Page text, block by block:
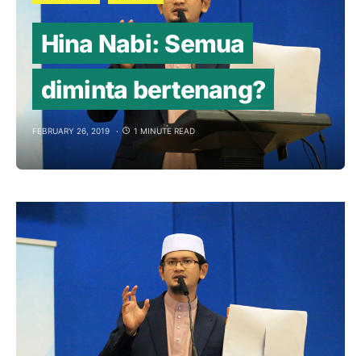
Hina Nabi: Semua
diminta bertenang?
FEBRUARY 26, 2019 1 MINUTE READ